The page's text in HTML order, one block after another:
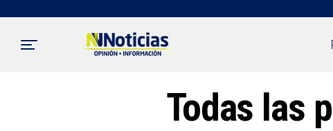
Todas las